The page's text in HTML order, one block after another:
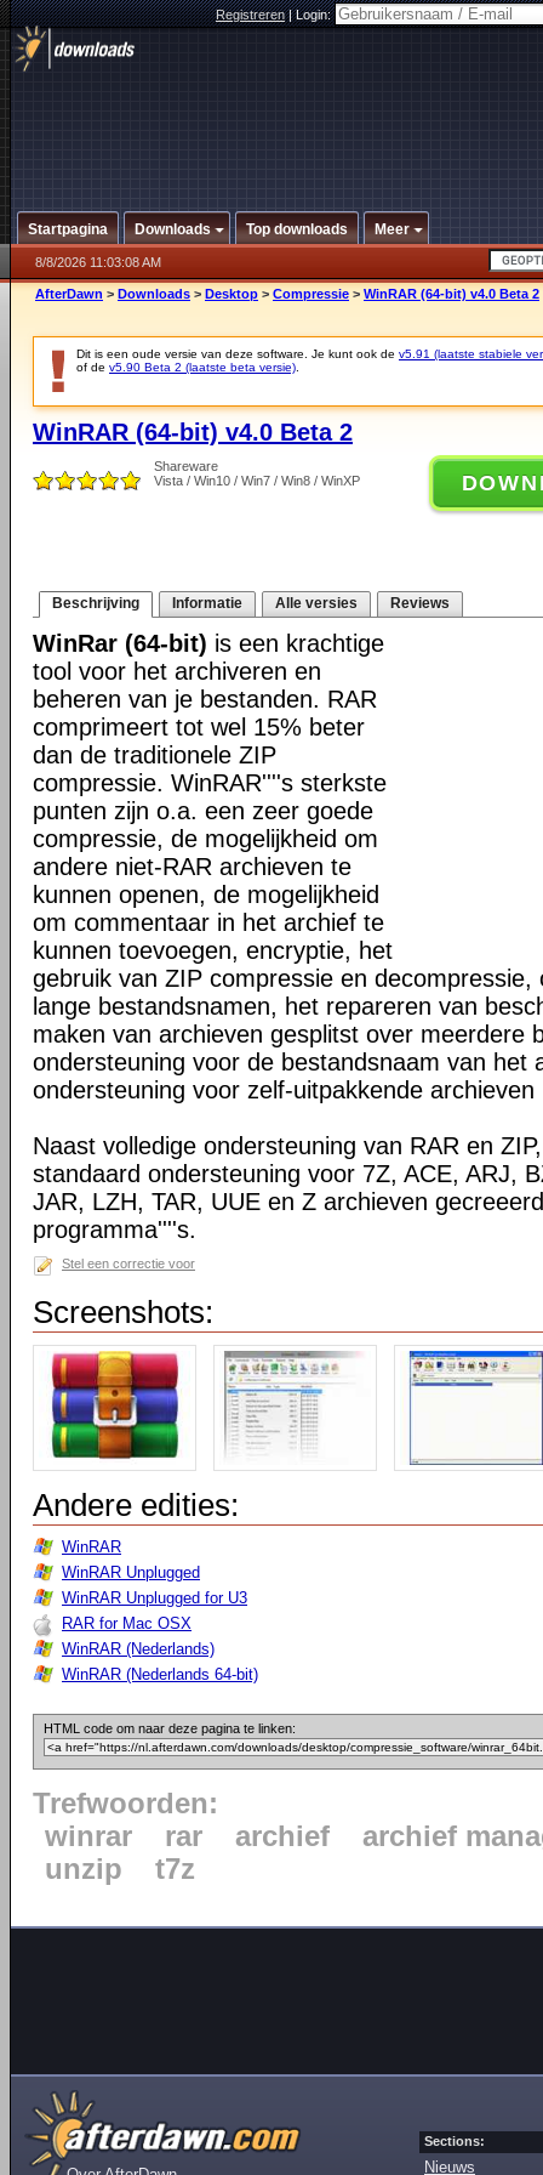
Registreren|Login:
Startpagina Downloads Top downloads Meer
8/8/2026 11:03:08 AM
AfterDawn > Downloads > Desktop > Compressie > WinRAR (64-bit) v4.0 Beta 2
Dit is een oude versie van deze software. Je kunt ook de v5.91 (laatste stabiele
of de v5.90 Beta 2 (laatste beta versie)
WinRAR (64-bit) v4.0 Beta 2
Shareware
Vista / Win10 / Win7 / Win8 / WinXP
Beschrijving Informatie Alle versies Reviews
WinRar (64-bit) is een krachtige
tool voor het archiveren en
beheren van je bestanden. RAR
comprimeert tot wel 15% beter
dan de traditionele ZIP
compressie. WinRAR''''s sterkste
punten zijn o.a. een zeer goede
compressie, de mogelijkheid om
andere niet-RAR archieven te
kunnen openen, de mogelijkheid
om commentaar in het archief te
kunnen toevoegen, encryptie, het
gebruik van ZIP compressie en decompressie,
lange bestandsnamen, het repareren van
maken van archieven gesplitst over meerdere
ondersteuning voor de bestandsnaam van het
ondersteuning voor zelf-uitpakkende archieven
Naast volledige ondersteuning van RAR en
standaard ondersteuning voor 7Z, ACE, ARJ,
JAR, LZH, TAR, UUE en Z archieven
programma''''s.
Stel een correctie voor
Screenshots:
Andere edities:
WinRAR
WinRAR Unplugged
WinRAR Unplugged for U3
RAR for Mac OSX
WinRAR (Nederlands)
WinRAR (Nederlands 64-bit)
HTML code om naar deze pagina te linken:
Trefwoorden:
winrar
rar archief
archief
unzip
t7z
Sections:
Nieuws